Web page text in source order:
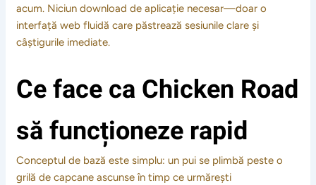
acum. Niciun download de aplicație necesar—doar o
interfață web fluidă care păstrează sesiunile clare și
câștigurile imediate.
Ce face ca Chicken Road
să funcționeze rapid
Conceptul de bază este simplu: un pui se plimbă peste o
grilă de capcane ascunse în timp ce urmărești